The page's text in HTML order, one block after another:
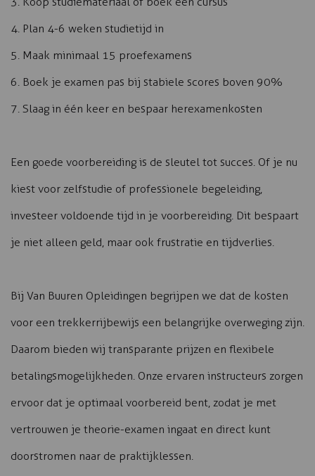
4. Plan 4-6 weken studietijd in
5. Maak minimaal 15 proefexamens
6. Boek je examen pas bij stabiele scores boven 90%
7. Slaag in één keer en bespaar herexamenkosten
Een goede voorbereiding is de sleutel tot succes. Of je nu
kiest voor zelfstudie of professionele begeleiding,
investeer voldoende tijd in je voorbereiding. Dit bespaart
je niet alleen geld, maar ook frustratie en tijdverlies.
Bij Van Buuren Opleidingen begrijpen we dat de kosten
voor een trekkerrijbewijs een belangrijke overweging zijn.
Daarom bieden wij transparante prijzen en flexibele
betalingsmogelijkheden. Onze ervaren instructeurs zorgen
ervoor dat je optimaal voorbereid bent, zodat je met
vertrouwen je theorie-examen ingaat en direct kunt
doorstromen naar de praktijklessen.